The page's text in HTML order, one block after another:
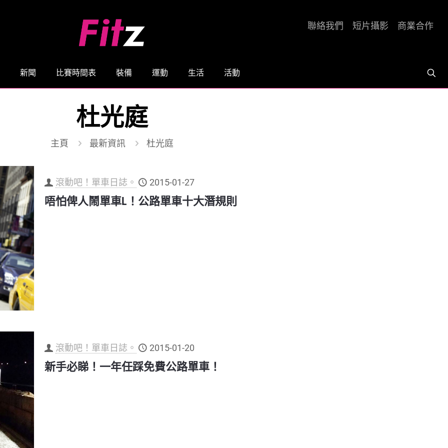
新聞 比賽時間表 裝備 運動 生活 活動
聯絡我們 短片攝影 商業合作
杜光庭
主頁 最新資訊 杜光庭
滾動吧！單車日誌。 2015-01-27
唔怕俾人鬧單車L！公路單車十大潛規則
滾動吧！單車日誌。 2015-01-20
新手必睇！一年任踩免費公路單車！